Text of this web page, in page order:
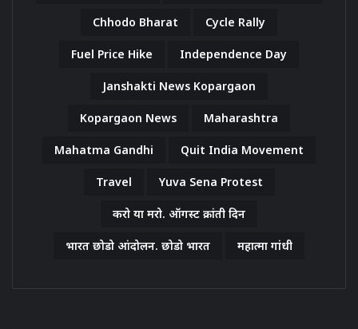
Chhodo Bharat Cycle Rally
Fuel Price Hike Independence Day
Janshakti News Kopargaon
Kopargaon News Maharashtra
Mahatma Gandhi Quit India Movement
Travel Yuva Sena Protest
करो या मरो. ऑगस्ट क्रांती दिन
भारत छोडो आंदोलन. छोडो भारत महात्मा गांधी